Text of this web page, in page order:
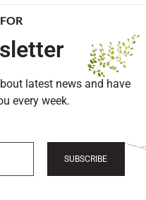
latest news and have
every week.
SUBSCRIBE